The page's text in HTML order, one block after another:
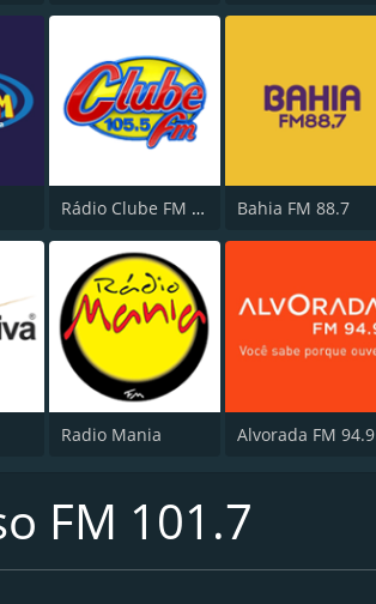
Rádio Clube FM - Brasília 105.5 Bahia FM 88.7
Radio Mania Alvorada FM 94.9
FM 101.7